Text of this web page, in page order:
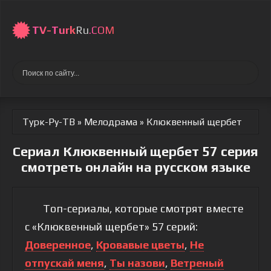
TV-TurkRu.COM
Турк-Ру-ТВ » Мелодрама » Клюквенный щербет
Сериал Клюквенный щербет 57 серия
смотреть онлайн на русском языке
Топ-сериалы, которые смотрят вместе
с «Клюквенный щербет» 57 серий:
Доверенное, Кровавые цветы, Не
отпускай меня, Ты назови, Ветреный